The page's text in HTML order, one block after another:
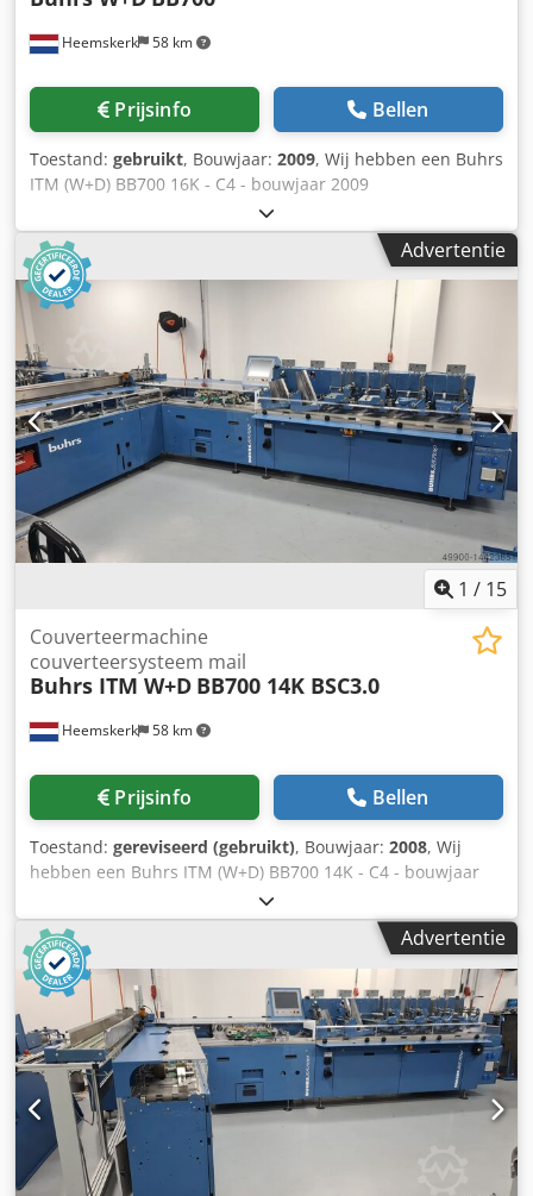
Heemskerk 58 km
Prijsinfo Bellen
Toestand: gebruikt, Bouwjaar: 2009, Wij hebben een Buhrs
ITM (W+D) BB700 16K - C4 - bouwjaar 2009
couverteersysteem beschikbaar. BSC3.0 software! Systeem
heeft compleet onderhoud gehad en staat gereed in de
UMS showroom voor een demo. Machine: - BB700 14K -
kan van C6 t/m B4 enveloppen verwerken met een
mechanische snelheid van 16.000 stuks per uur.
Configuratie: - 8 stations basis - 5 zuiglucht rotatiefeeders -
1 vacuum frictiefeeder - Uitstuurvak - Autoloader envelope
station - Draaimodule incl. uitrichttafel - Uitvoerband Meer
feeders optioneel mogelijk! Envelop formaten: - min. 105 ×
162 mm C6/DL - max. 250 × 353 mm B4 Product formaten: -
min. 80 × 105 mm A6 - max. 229 × 324 mm C4 Product
thickness: - 3 mm for rotary feeder - 10 mm for shuttle
feeder - 15 mm for vacuum/friction feeder - 80 gsm
Dkjdpfjwmmh Isx Amter 16,000 cycles per hour
Advertentie
1 / 15
Heemskerk 58 km
Couverteermachine
couverteersysteem mail
Buhrs ITM W+D BB700 14K BSC3.0
Prijsinfo Bellen
Toestand: gereviseerd (gebruikt), Bouwjaar: 2008, Wij
hebben een Buhrs ITM (W+D) BB700 14K - C4 - bouwjaar
2008 couverteersysteem beschikbaar. BSC3.0 software!
Systeem heeft compleet onderhoud gehad en staat gereed
in de UMS showroom voor een demo. Machine: - BB700
14K - kan van C6 t/m B4 enveloppen verwerken met een
mechanische snelheid van 14.000 stuks per uur.
Configuratie: - 6 stations basis - 4 zuiglucht rotatiefeeders -
1 vacuum frictiefeeder - Uitstuurvak - Autoloader envelope
station - Uitvoerband Meer feeders optioneel mogelijk!
Envelop formaten: - min. 105 × 162 mm C6/DL - max. 250 ×
353 mm B4 Product formaten: - min. 80 × 105 mm A6 -
max. 229 × 324 mm C4 Product thickness: - 3 mm for rotary
feeder - 10 mm for shuttle feeder - 15 mm for
Advertentie